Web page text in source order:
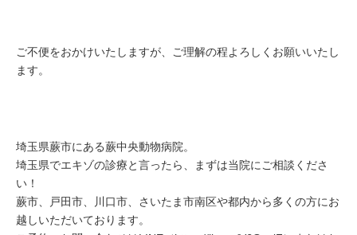
ご不便をおかけいたしますが、ご理解の程よろしくお願いいたし
ます。
埼玉県蕨市にある蕨中央動物病院。
埼玉県でエキゾの診療と言ったら、まずは当院にご相談くださ
い！
蕨市、戸田市、川口市、さいたま市南区や都内から多くの方にお
越しいただいております。